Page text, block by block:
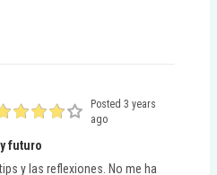
Posted 3 years
ago
futuro
y las reflexiones. No me ha